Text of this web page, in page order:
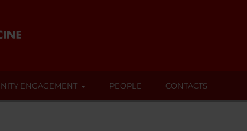
ENGAGEMENT PEOPLE CONTACTS